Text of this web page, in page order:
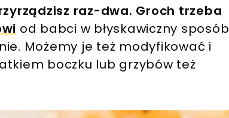
raz-dwa. Groch trzeba
od babci w błyskawiczny sposób
Możemy je też modyfikować i
boczku lub grzybów też